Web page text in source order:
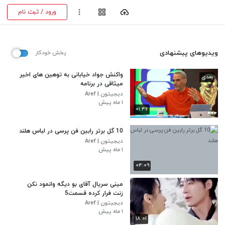
ورود / ثبت نام
ویدیوهای پیشنهادی پخش خودکار
۰۱:۴۶
بعدی
واکنش جواد خیابانی به توهین های اخیر
میثاقی در برنامه
دیجیتون | Aref
۱ ماه پیش
۰۴:۰۹
10 گل برتر رابین فن پرسی در لباس هلند
دیجیتون | Aref
۱ ماه پیش
۱۸:۰۱
مینی سریال آقای بو دیگه وانمود نکن
زنت فرار کرده قسمت5
دیجیتون | Aref
۱ ماه پیش